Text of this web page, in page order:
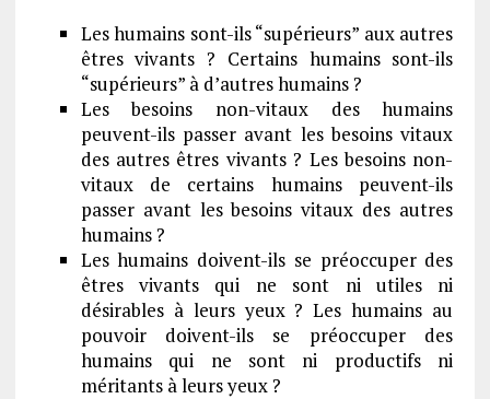
Les humains sont-ils “supérieurs” aux autres
êtres vivants ? Certains humains sont-ils
“supérieurs” à d’autres humains ?
Les besoins non-vitaux des humains
peuvent-ils passer avant les besoins vitaux
des autres êtres vivants ? Les besoins non-
vitaux de certains humains peuvent-ils
passer avant les besoins vitaux des autres
humains ?
Les humains doivent-ils se préoccuper des
êtres vivants qui ne sont ni utiles ni
désirables à leurs yeux ? Les humains au
pouvoir doivent-ils se préoccuper des
humains qui ne sont ni productifs ni
méritants à leurs yeux ?